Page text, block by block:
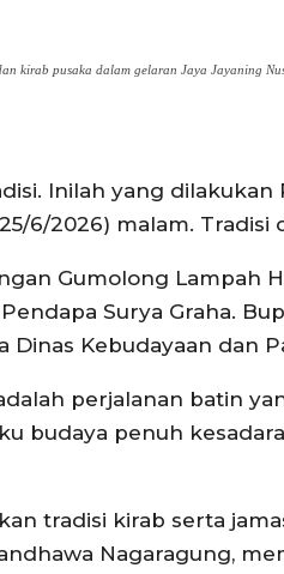
kirab pusaka dalam gelaran Jaya Jayaning
Inilah yang
6/2026) malam.
Gumolong Lampah
Surya Graha.
Dinas Kebudayaan dan
perjalanan batin
budaya penuh
tradisi kirab serta
Nagaragung,